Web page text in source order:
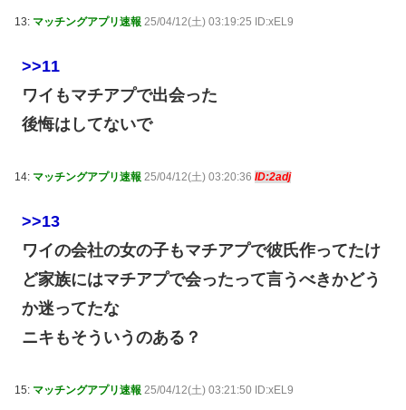
13: マッチングアプリ速報 25/04/12(土) 03:19:25 ID:xEL9
>>11
ワイもマチアプで出会った
後悔はしてないで
14: マッチングアプリ速報 25/04/12(土) 03:20:36 ID:2adj
>>13
ワイの会社の女の子もマチアプで彼氏作ってたけ
ど家族にはマチアプで会ったって言うべきかどう
か迷ってたな
ニキもそういうのある？
15: マッチングアプリ速報 25/04/12(土) 03:21:50 ID:xEL9